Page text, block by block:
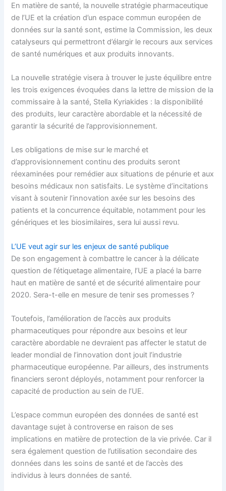
En matière de santé, la nouvelle stratégie pharmaceutique
de l’UE et la création d’un espace commun européen de
données sur la santé sont, estime la Commission, les deux
catalyseurs qui permettront d’élargir le recours aux services
de santé numériques et aux produits innovants.
La nouvelle stratégie visera à trouver le juste équilibre entre
les trois exigences évoquées dans la lettre de mission de la
commissaire à la santé, Stella Kyriakides : la disponibilité
des produits, leur caractère abordable et la nécessité de
garantir la sécurité de l’approvisionnement.
Les obligations de mise sur le marché et
d’approvisionnement continu des produits seront
réexaminées pour remédier aux situations de pénurie et aux
besoins médicaux non satisfaits. Le système d’incitations
visant à soutenir l’innovation axée sur les besoins des
patients et la concurrence équitable, notamment pour les
génériques et les biosimilaires, sera lui aussi revu.
L’UE veut agir sur les enjeux de santé publique
De son engagement à combattre le cancer à la délicate
question de l’étiquetage alimentaire, l’UE a placé la barre
haut en matière de santé et de sécurité alimentaire pour
2020. Sera-t-elle en mesure de tenir ses promesses ?
Toutefois, l’amélioration de l’accès aux produits
pharmaceutiques pour répondre aux besoins et leur
caractère abordable ne devraient pas affecter le statut de
leader mondial de l’innovation dont jouit l’industrie
pharmaceutique européenne. Par ailleurs, des instruments
financiers seront déployés, notamment pour renforcer la
capacité de production au sein de l’UE.
L’espace commun européen des données de santé est
davantage sujet à controverse en raison de ses
implications en matière de protection de la vie privée. Car il
sera également question de l’utilisation secondaire des
données dans les soins de santé et de l’accès des
individus à leurs données de santé.